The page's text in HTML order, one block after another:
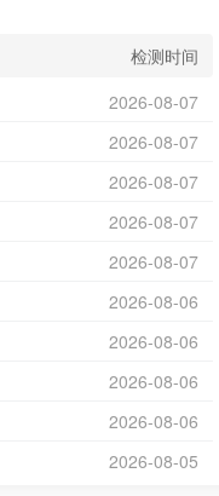
检测时间
2026-08-07
2026-08-07
2026-08-07
2026-08-07
2026-08-07
2026-08-06
2026-08-06
2026-08-06
2026-08-06
2026-08-05